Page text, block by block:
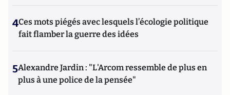
4Ces mots piégés avec lesquels l’écologie politique
fait flamber la guerre des idées
5Alexandre Jardin : "L'Arcom ressemble de plus en
plus à une police de la pensée"